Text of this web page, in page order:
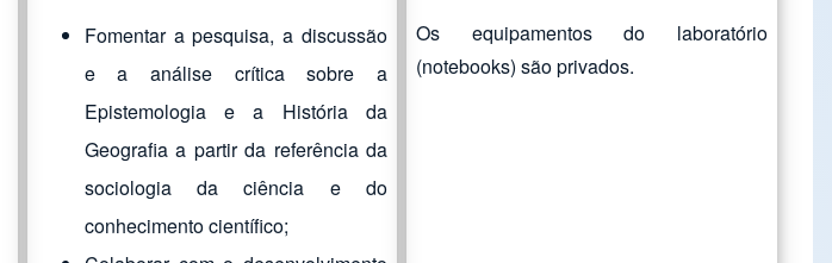
Fomentar a pesquisa, a discussão
e a análise crítica sobre a
Epistemologia e a História da
Geografia a partir da referência da
sociologia da ciência e do
conhecimento científico;
Os equipamentos do laboratório
(notebooks) são privados.